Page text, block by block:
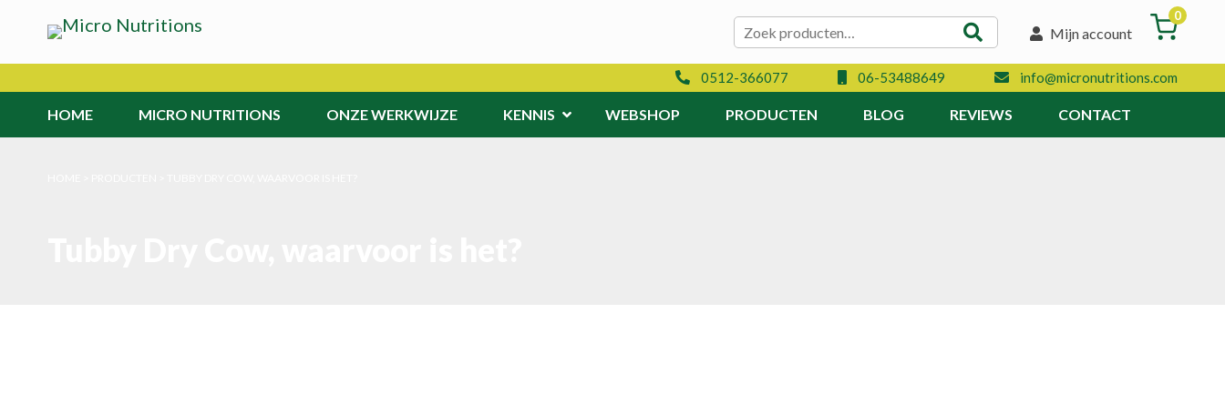
Zoeken naar:
Mijn account
0
0512-366077 06-53488649 info@micronutritions.com
HOME MICRO NUTRITIONS ONZE WERKWIJZE KENNIS WEBSHOP PRODUCTEN BLOG REVIEWS CONTACT